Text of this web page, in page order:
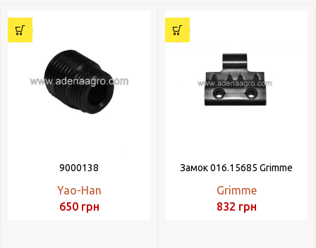
9000138
Yao-Han
650 грн
Замок 016.15685 Grimme
Grimme
832 грн